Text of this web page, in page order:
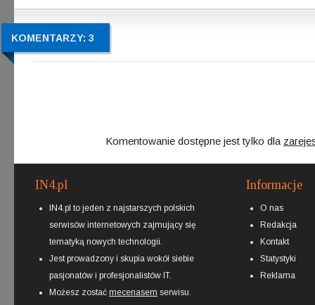
KOMENTARZY: 3
Komentowanie dostępne jest tylko dla
IN4.pl
IN4.pl to jeden z najstarszych polskich
serwisów internetowych zajmujący się
tematyką nowych technologii.
Jest prowadzony i skupia wokół siebie
pasjonatów i profesjonalistów IT.
Możesz zostać mecenasem serwisu.
Informacje
O nas
Redakcja
Kontakt
Statystyki
Reklama